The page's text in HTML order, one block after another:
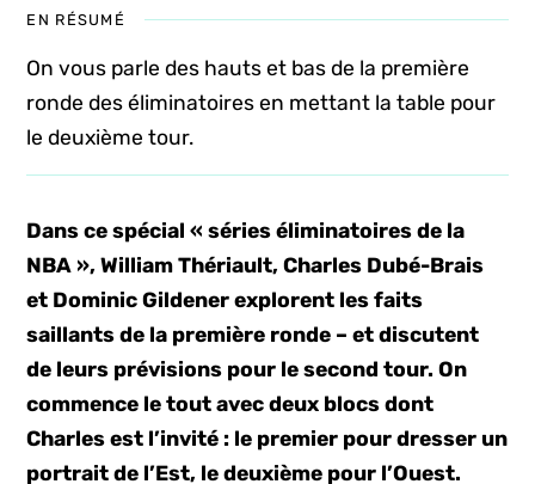
EN RÉSUMÉ
On vous parle des hauts et bas de la première
ronde des éliminatoires en mettant la table pour
le deuxième tour.
Dans ce spécial « séries éliminatoires de la
NBA », William Thériault, Charles Dubé-Brais
et Dominic Gildener explorent les faits
saillants de la première ronde – et discutent
de leurs prévisions pour le second tour. On
commence le tout avec deux blocs dont
Charles est l’invité : le premier pour dresser un
portrait de l’Est, le deuxième pour l’Ouest.